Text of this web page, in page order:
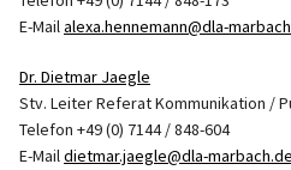
E-Mailalexa.hennemann@dla-
Dr. Dietmar Jaegle
Stv. Leiter Referat Kommunikation /
Telefon +49 (0) 7144 / 848-604
E-Maildietmar.jaegle@dla-marbach.de